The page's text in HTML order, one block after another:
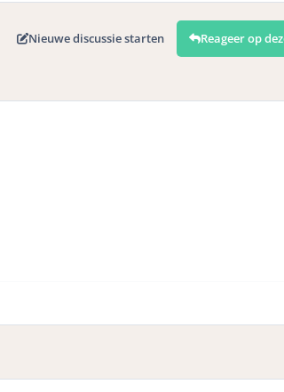
Nieuwe discussie starten Reageer op